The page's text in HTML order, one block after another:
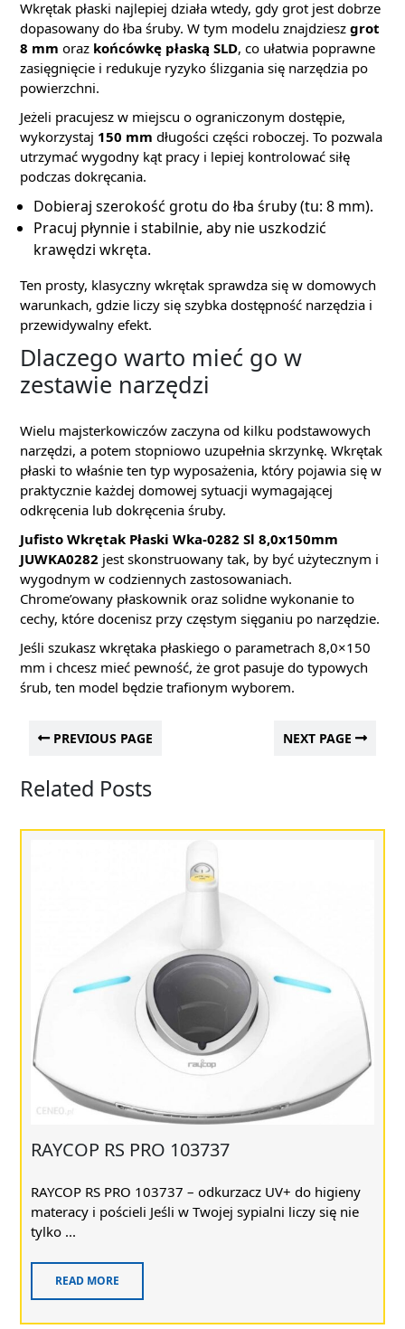
Wkrętak płaski najlepiej działa wtedy, gdy grot jest dobrze
dopasowany do łba śruby. W tym modelu znajdziesz grot
8 mm oraz końcówkę płaską SLD, co ułatwia poprawne
zasięgnięcie i redukuje ryzyko ślizgania się narzędzia po
powierzchni.
Jeżeli pracujesz w miejscu o ograniczonym dostępie,
wykorzystaj 150 mm długości części roboczej. To pozwala
utrzymać wygodny kąt pracy i lepiej kontrolować siłę
podczas dokręcania.
Dobieraj szerokość grotu do łba śruby (tu: 8 mm).
Pracuj płynnie i stabilnie, aby nie uszkodzić
krawędzi wkręta.
Ten prosty, klasyczny wkrętak sprawdza się w domowych
warunkach, gdzie liczy się szybka dostępność narzędzia i
przewidywalny efekt.
Dlaczego warto mieć go w
zestawie narzędzi
Wielu majsterkowiczów zaczyna od kilku podstawowych
narzędzi, a potem stopniowo uzupełnia skrzynkę. Wkrętak
płaski to właśnie ten typ wyposażenia, który pojawia się w
praktycznie każdej domowej sytuacji wymagającej
odkręcenia lub dokręcenia śruby.
Jufisto Wkrętak Płaski Wka-0282 Sl 8,0x150mm
JUWKA0282 jest skonstruowany tak, by być użytecznym i
wygodnym w codziennych zastosowaniach.
Chrome’owany płaskownik oraz solidne wykonanie to
cechy, które docenisz przy częstym sięganiu po narzędzie.
Jeśli szukasz wkrętaka płaskiego o parametrach 8,0×150
mm i chcesz mieć pewność, że grot pasuje do typowych
śrub, ten model będzie trafionym wyborem.
PREVIOUS PAGE NEXT PAGE
Related Posts
RAYCOP RS PRO 103737
RAYCOP RS PRO 103737 – odkurzacz UV+ do higieny
materacy i pościeli Jeśli w Twojej sypialni liczy się nie
tylko ...
READ MORE